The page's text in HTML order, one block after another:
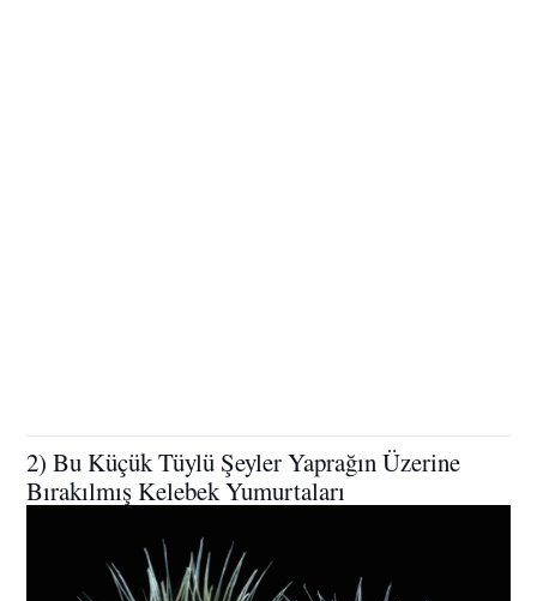
2) Bu Küçük Tüylü Şeyler Yaprağın Üzerine
Bırakılmış Kelebek Yumurtaları